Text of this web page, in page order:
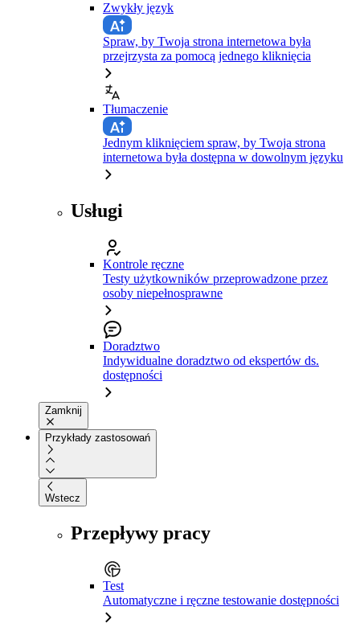
Zwykły język
Spraw, by Twoja strona internetowa była
przejrzysta za pomocą jednego kliknięcia
Tłumaczenie
Jednym kliknięciem spraw, by Twoja strona
internetowa była dostępna w dowolnym języku
Usługi
Kontrole ręczne
Testy użytkowników przeprowadzone przez
osoby niepełnosprawne
Doradztwo
Indywidualne doradztwo od ekspertów ds.
dostępności
Zamknij
Przykłady zastosowań
Wstecz
Przepływy pracy
Test
Automatyczne i ręczne testowanie dostępności